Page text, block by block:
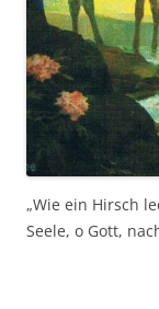
„Wie ein Hirsch
Seele, o Gott,